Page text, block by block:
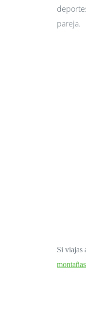
pareja.
montañas